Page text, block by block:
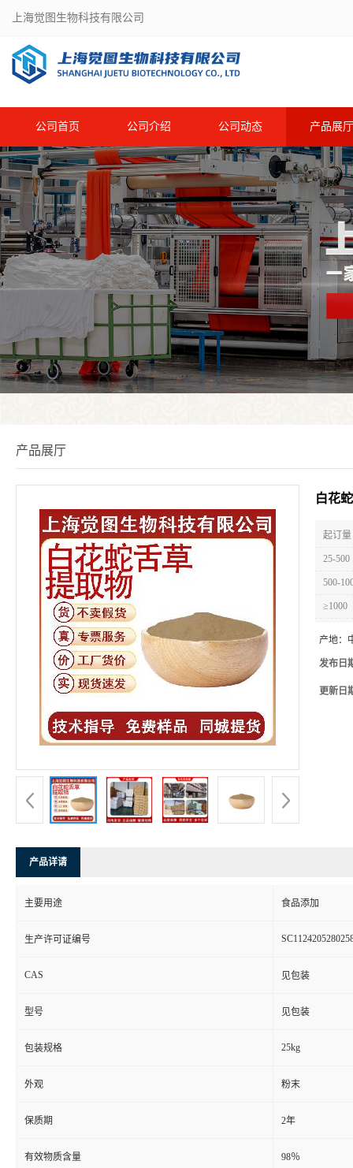
上海觉图生物科技有限公司
公司首页 公司介绍 公司动态 产品展厅
产品展厅
白花
起订
25-500
500-
≥1000
产地：
发布日
更新日
产品详请
主要用途 食品添加
生产许可证编号
CAS 见包装
型号 见包装
包装规格 25kg
外观 粉末
保质期 2年
有效物质含量 98％